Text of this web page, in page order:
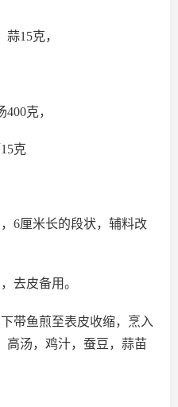
蒜15克，
克，
克
6厘米长的段状，辅料改
去皮备用。
带鱼煎至表皮收缩，烹入
高汤，鸡汁，蚕豆，蒜苗